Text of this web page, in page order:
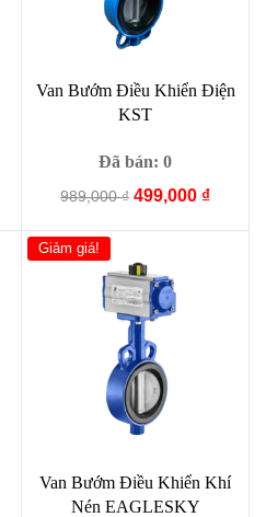
Van Bướm Điều Khiển Điện
KST
Đã bán: 0
989,000₫ Giá
989,000 ₫.
499,000 ₫Giá
Giảm giá!
Van Bướm Điều Khiển Khí
Nén EAGLESKY